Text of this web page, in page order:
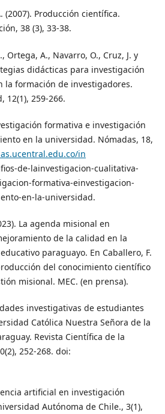
(2007). Producción científica.
38 (3), 33-38.
Ortega, A., Navarro, O., Cruz, J. y
didácticas para investigación
la formación de investigadores.
12(1), 259-266.
formativa e investigación
en la universidad. Nómadas, 18,
in
de-lainvestigacion-cualitativa-
formativa-einvestigacion-
en-la-universidad.
La agenda misional en
de la calidad en la
paraguayo. En Caballero, F.
del conocimiento científico
misional. MEC. (en prensa).
investigativas de estudiantes
Católica Nuestra Señora de la
Revista Científica de la
252-268. doi:
artificial en investigación
Autónoma de Chile., 3(1),